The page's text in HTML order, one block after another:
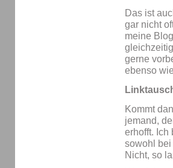
Das ist
gar nicht
meine
gerne
ebenso
Kommt
jemand,
erhofft. Ich
sowohl bei
Nicht, so